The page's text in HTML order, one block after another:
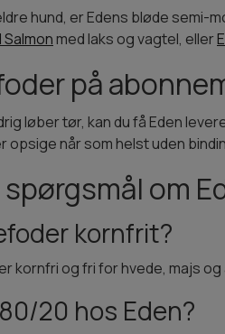
hund, er Edens bløde semi-
Salmon med laks og vagtel, eller
på
løber tør, kan du få Eden
opsige når som helst uden
om
kornfrit?
kornfri og fri for hvede, majs
20 hos Eden?